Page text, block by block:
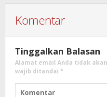
Komentar
Tinggalkan Balasan
Alamat email Anda tidak
wajib ditandai *